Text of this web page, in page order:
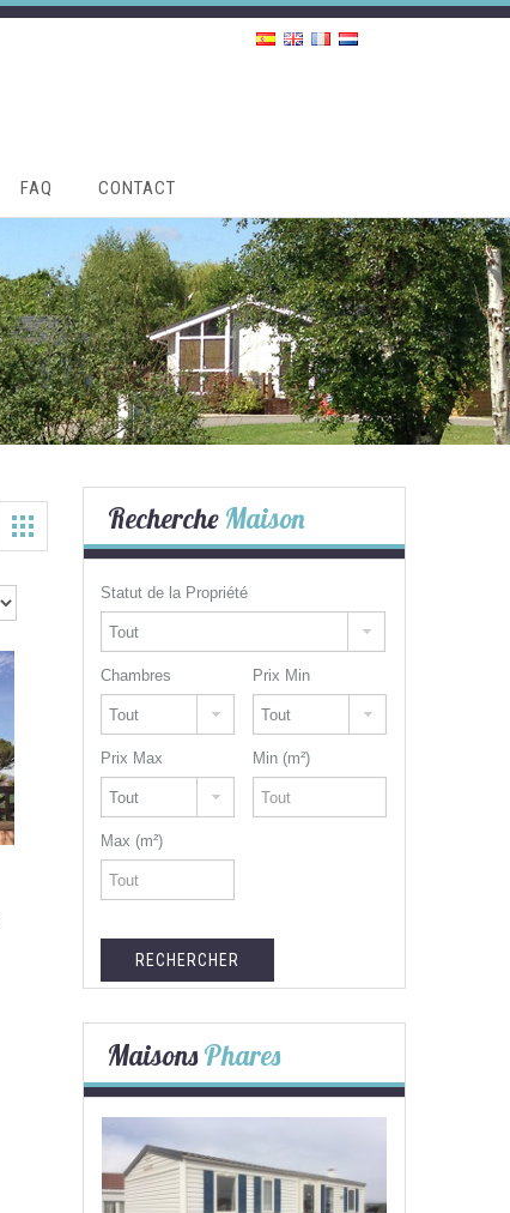
FAQ CONTACT
Recherche Maison
Statut de la Propriété
Chambres Prix Min
Prix Max Min (m²)
Max (m²)
MaisonsPhares